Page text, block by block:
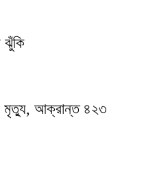
ঝুঁকি
মৃত্যু, আক্রান্ত ৪২৩